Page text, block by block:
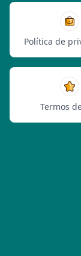
Política de
Termos